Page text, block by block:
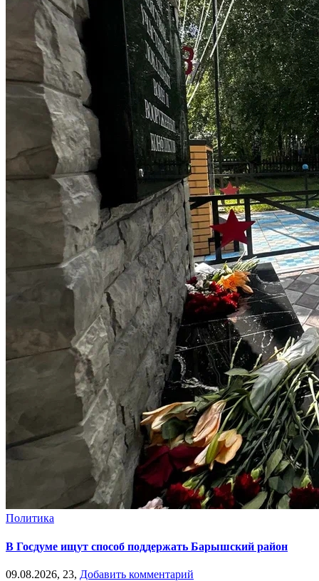
Политика
В Госдуме ищут способ поддержать Барышский район
09.08.2026, 23, Добавить комментарий